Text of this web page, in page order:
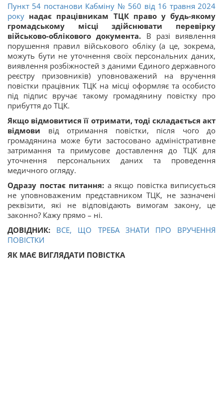
Пункт 54 постанови Кабміну № 560 від 16 травня 2024
року надає працівникам ТЦК право у будь-якому
громадському місці здійснювати перевірку
військово-облікового документа. В разі виявлення
порушення правил військового обліку (а це, зокрема,
можуть бути не уточнення своїх персональних даних,
виявлення розбіжностей з даними Єдиного державного
реєстру призовників) уповноважений на вручення
повістки працівник ТЦК на місці оформляє та особисто
під підпис вручає такому громадянину повістку про
прибуття до ТЦК.
Якщо відмовитися її отримати, тоді складається акт
відмови від отримання повістки, після чого до
громадянина може бути застосовано адміністративне
затримання та примусове доставлення до ТЦК для
уточнення персональних даних та проведення
медичного огляду.
Одразу постає питання: а якщо повістка виписується
не уповноваженим представником ТЦК, не зазначені
реквізити, які не відповідають вимогам закону, це
законно? Кажу прямо – ні.
ДОВІДНИК:
ВСЕ, ЩО ТРЕБА ЗНАТИ ПРО ВРУЧЕННЯ
ПОВІСТКИ
ЯК МАЄ ВИГЛЯДАТИ ПОВІСТКА